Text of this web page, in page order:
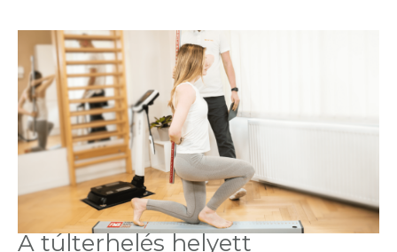
A túlterhelés helyett